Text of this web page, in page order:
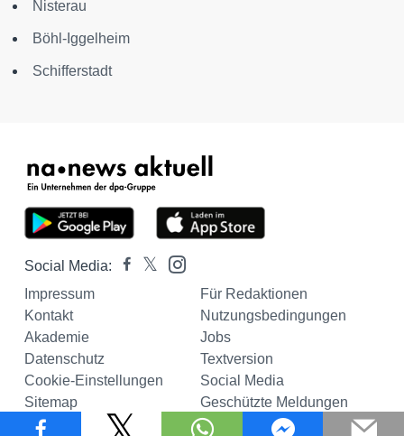
Nisterau
Böhl-Iggelheim
Schifferstadt
Social Media:
Impressum
Für Redaktionen
Kontakt
Nutzungsbedingungen
Akademie
Jobs
Datenschutz
Textversion
Cookie-Einstellungen
Social Media
Sitemap
Geschützte Meldungen